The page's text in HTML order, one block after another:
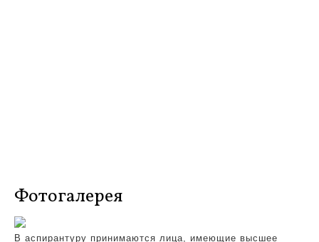
Фотогалерея
В аспирантуру принимаются лица, имеющие высшее